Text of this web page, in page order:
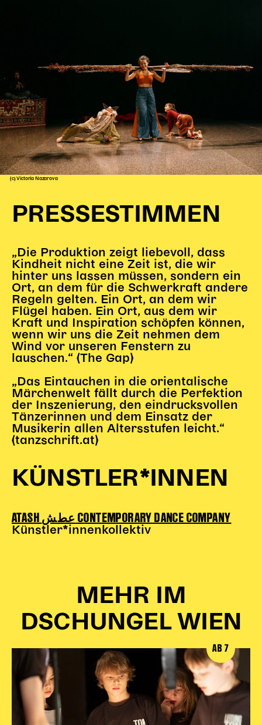
(c) Victoria Nazarova
PRESSESTIMMEN
„Die Produktion zeigt liebevoll, dass
Kindheit nicht eine Zeit ist, die wir
hinter uns lassen müssen, sondern ein
Ort, an dem für die Schwerkraft andere
Regeln gelten. Ein Ort, an dem wir
Flügel haben. Ein Ort, aus dem wir
Kraft und Inspiration schöpfen können,
wenn wir uns die Zeit nehmen dem
Wind vor unseren Fenstern zu
lauschen.“ (The Gap)
„Das Eintauchen in die orientalische
Märchenwelt fällt durch die Perfektion
der Inszenierung, den eindrucksvollen
Tänzerinnen und dem Einsatz der
Musikerin allen Altersstufen leicht.“
(tanzschrift.at)
KÜNSTLER*INNEN
ATASH عطش CONTEMPORARY DANCE COMPANY
Künstler*innenkollektiv
MEHR IM
DSCHUNGEL WIEN
AB 7